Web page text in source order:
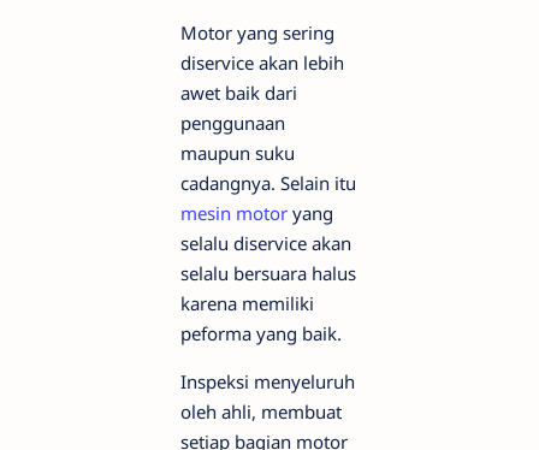
Motor yang sering
diservice akan lebih
awet baik dari
penggunaan
maupun suku
cadangnya. Selain itu
mesin motor yang
selalu diservice akan
selalu bersuara halus
karena memiliki
peforma yang baik.
Inspeksi menyeluruh
oleh ahli, membuat
setiap bagian motor